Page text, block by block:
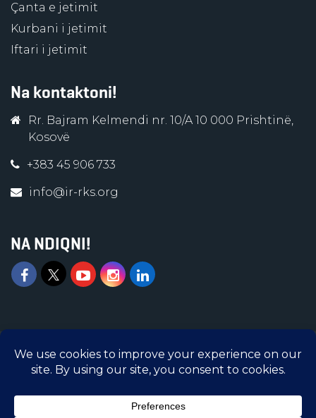
Çanta e jetimit
Kurbani i jetimit
Iftari i jetimit
Na kontaktoni!
Rr. Bajram Kelmendi nr. 10/A 10 000 Prishtinë,
Kosovë
+383 45 906 733
info@ir-rks.org
NA NDIQNI!
Islamic Relief © 2026 | Të gjitha të drejtat e
rezervuara | Islamic Relief Kosova është
Organizatë e regjistruar në Ministrinë e
Administratës Publike me numër regjistrimi